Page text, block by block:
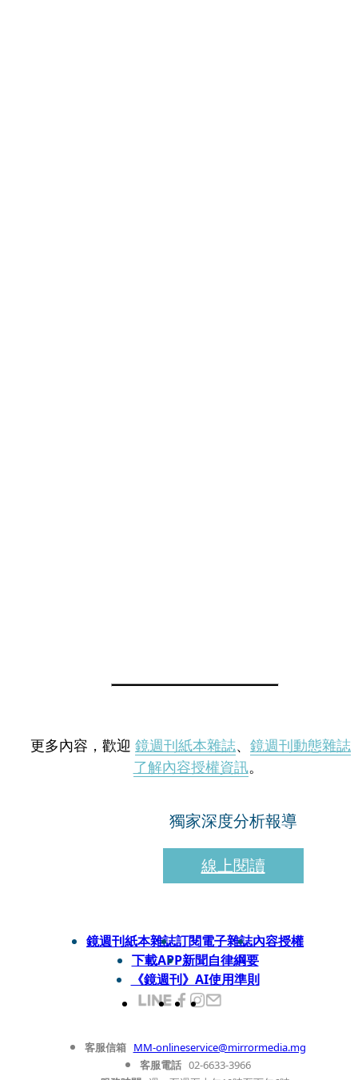
更多內容，歡迎 鏡週刊紙本雜誌、 鏡週刊動態雜誌
了解內容授權資訊。
獨家深度分析報導
線上閱讀
鏡週刊紙本雜誌訂閱電子雜誌內容授權
下載APP新聞自律綱要
《鏡週刊》AI使用準則
客服信箱 MM-onlineservice@mirrormedia.mg
客服電話 02-6633-3966